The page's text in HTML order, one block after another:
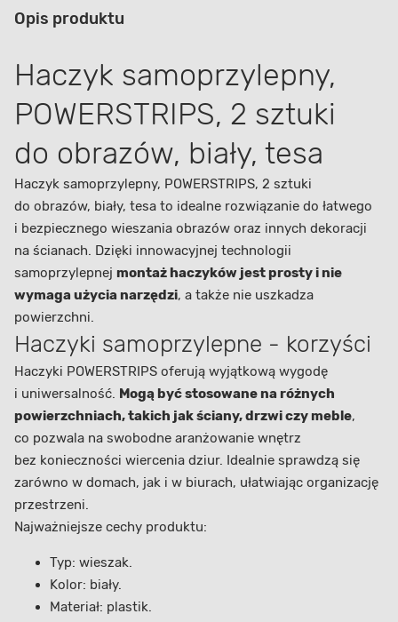
Opis produktu
Haczyk samoprzylepny,
POWERSTRIPS, 2 sztuki
do obrazów, biały, tesa
Haczyk samoprzylepny, POWERSTRIPS, 2 sztuki
do obrazów, biały, tesa to idealne rozwiązanie do łatwego
i bezpiecznego wieszania obrazów oraz innych dekoracji
na ścianach. Dzięki innowacyjnej technologii
samoprzylepnej montaż haczyków jest prosty i nie
wymaga użycia narzędzi, a także nie uszkadza
powierzchni.
Haczyki samoprzylepne - korzyści
Haczyki POWERSTRIPS oferują wyjątkową wygodę
i uniwersalność. Mogą być stosowane na różnych
powierzchniach, takich jak ściany, drzwi czy meble,
co pozwala na swobodne aranżowanie wnętrz
bez konieczności wiercenia dziur. Idealnie sprawdzą się
zarówno w domach, jak i w biurach, ułatwiając organizację
przestrzeni.
Najważniejsze cechy produktu:
Typ: wieszak.
Kolor: biały.
Materiał: plastik.